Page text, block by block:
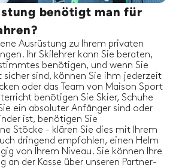
O. insgesamt gebucht 6
mit
B.
,Sainte Foy Tarentaise
Ski Lehrer!
vor unseren
wirklich klar und er war sehr
Fragen zu beantworten. Auf
unsere...read more
benötigt man für
Ausrüstung zu Ihrem privaten
Ihr Skilehrer kann Sie beraten,
benötigen, und wenn Sie
sicher sind, können Sie ihm jederzeit
oder das Team von Maison Sport
benötigen Sie Skier, Schuhe
ein absoluter Anfänger sind oder
ist, benötigen Sie
Stöcke - klären Sie dies mit Ihrem
dringend empfohlen, einen Helm
von Ihrem Niveau. Sie können Ihre
an der Kasse über unseren Partner-